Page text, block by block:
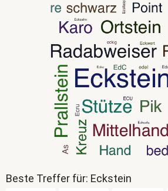
Beste Treffer für: Eckstein